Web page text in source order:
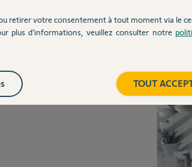
votre question
retirer votre consentement à tout moment via le
plus d’informations, veuillez consulter notre
TOUT